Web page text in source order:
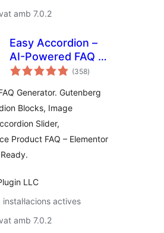
amb 7.0.2
Easy Accordion –
AI-Powered FAQ &
Accordion Blocks,
(358puntuacions
totals
)
Generator. Gutenberg
Blocks, Image
Slider,
Product FAQ – Elementor
LLC
actives
amb 7.0.2